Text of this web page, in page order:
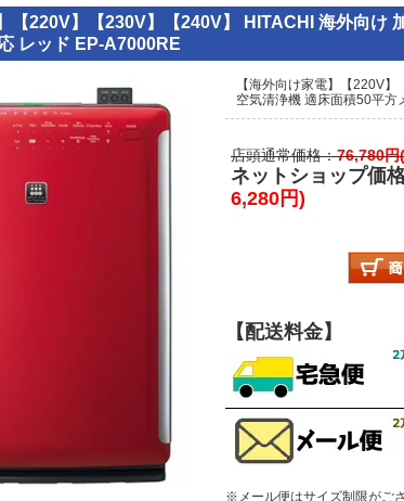
【220V】【230V】【240V】 HITACHI 海外向け
レッド EP-A7000RE
【海外向け家電】【220V
空気清浄機 適床面積50平
店頭通常価格：76,780円
ネットショップ価
6,280円)
【配送料金】
※メール便はサイズ制限がご